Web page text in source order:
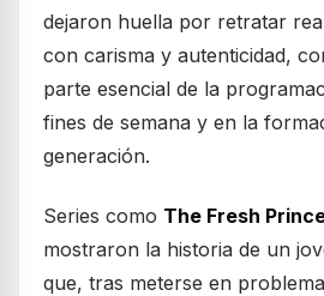
dejaron huella por retratar
con carisma y autenticidad,
parte esencial de la
fines de semana y en la
generación.
Series como The Fresh
mostraron la historia de un
que, tras meterse en